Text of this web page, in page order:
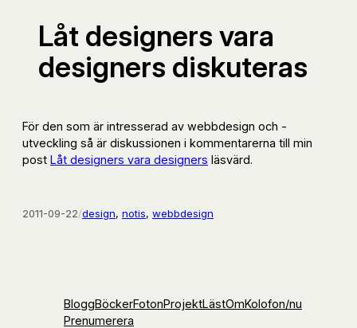
Låt designers vara
designers diskuteras
För den som är intresserad av webbdesign och -
utveckling så är diskussionen i kommentarerna till min
post Låt designers vara designers läsvärd.
2011-09-22/design, notis, webbdesign
BloggBöckerFotonProjektLästOmKolofon/nu
Prenumerera